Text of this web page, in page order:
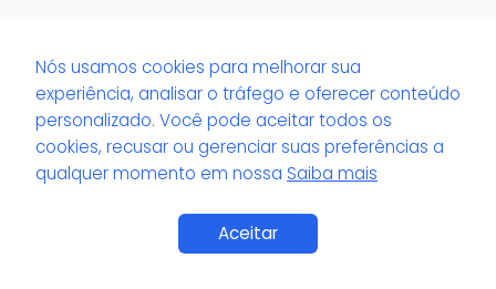
TIPO DE SERVIÇO
Lavagem externa simples R$ 25 a R$ 35
Lavagem interna e externa completa
Nós usamos cookies para melhorar sua
experiência, analisar o tráfego e oferecer conteúdo
personalizado. Você pode aceitar todos os
cookies, recusar ou gerenciar suas preferências a
qualquer momento em nossa Saiba mais
Aceitar